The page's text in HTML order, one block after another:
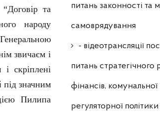
питань законності та
самоврядування
- відеотрансляції
питань стратегічного
фінансів, комунальної
регуляторної політики
та
народу
звичаєм і
скріплені
значним
Пилипа